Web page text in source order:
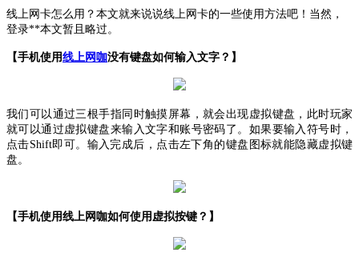
线上网卡怎么用？本文就来说说线上网卡的一些使用方法吧！当然，
登录**本文暂且略过。
【手机使用线上网咖没有键盘如何输入文字？】
我们可以通过三根手指同时触摸屏幕，就会出现虚拟键盘，此时玩家
就可以通过虚拟键盘来输入文字和账号密码了。如果要输入符号时，
点击Shift即可。输入完成后，点击左下角的键盘图标就能隐藏虚拟键
盘。
【手机使用线上网咖如何使用虚拟按键？】